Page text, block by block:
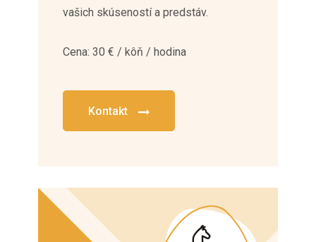
vašich skúseností a predstáv.
Cena: 30 € / kôň / hodina
Kontakt